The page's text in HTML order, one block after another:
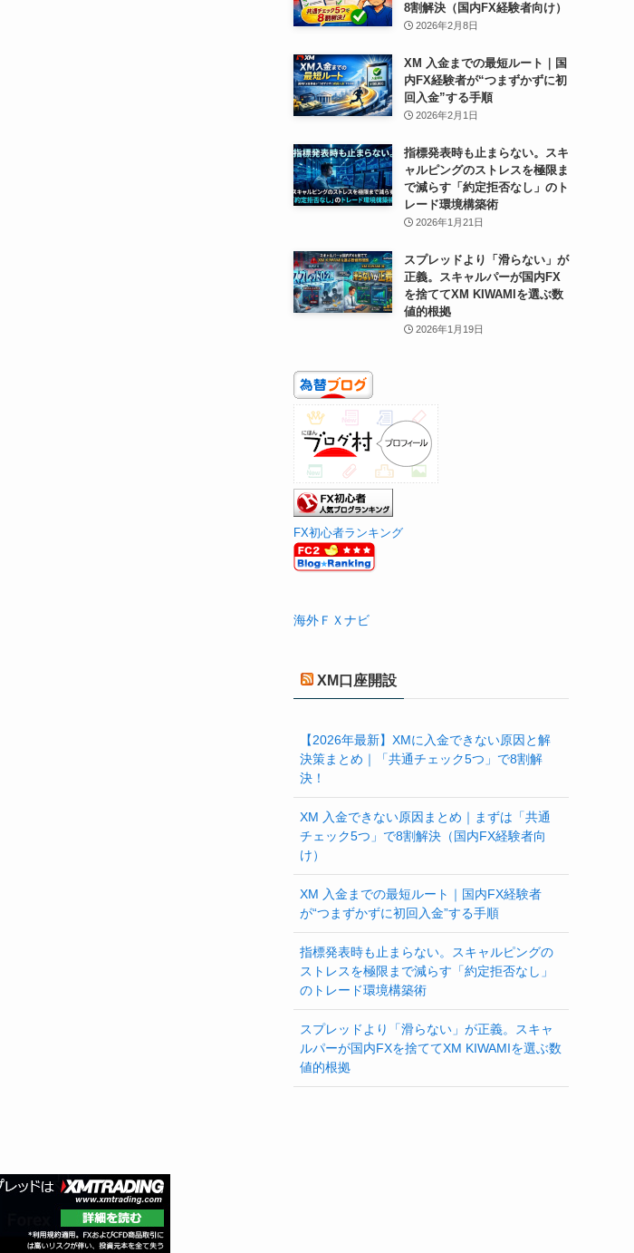
8割解決（国内FX経験者向け）
2026年2月8日
XM 入金までの最短ルート｜国
内FX経験者が“つまずかずに初
回入金”する手順
2026年2月1日
指標発表時も止まらない。スキ
ャルピングのストレスを極限ま
で減らす「約定拒否なし」のト
レード環境構築術
2026年1月21日
スプレッドより「滑らない」が
正義。スキャルパーが国内FX
を捨ててXM KIWAMIを選ぶ数
値的根拠
2026年1月19日
FX初心者ランキング
海外ＦＸナビ
XM口座開設
【2026年最新】XMに入金できない原因と解
決策まとめ｜「共通チェック5つ」で8割解
決！
XM 入金できない原因まとめ｜まずは「共通
チェック5つ」で8割解決（国内FX経験者向
け）
XM 入金までの最短ルート｜国内FX経験者
が“つまずかずに初回入金”する手順
指標発表時も止まらない。スキャルピングの
ストレスを極限まで減らす「約定拒否なし」
のトレード環境構築術
スプレッドより「滑らない」が正義。スキャ
ルパーが国内FXを捨ててXM KIWAMIを選ぶ数
値的根拠